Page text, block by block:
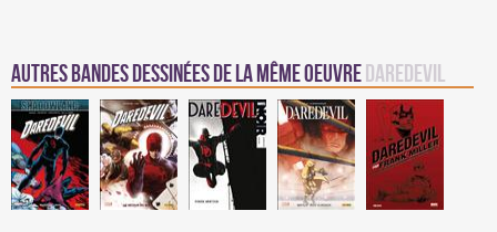
Autres bandes dessinées de la même oeuvre Daredevil